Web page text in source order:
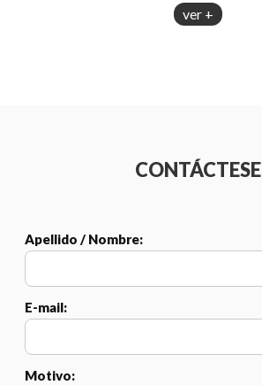
ver +
CONTÁCTESE
Apellido / Nombre:
E-mail:
Motivo: